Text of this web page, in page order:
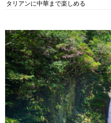
タリアンに中華まで楽しめる